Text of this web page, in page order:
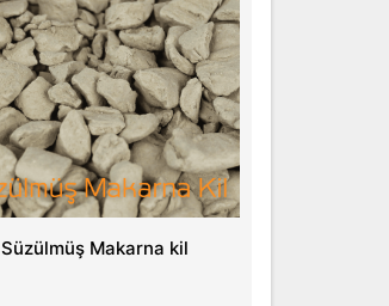
Süzülmüş Makarna kil